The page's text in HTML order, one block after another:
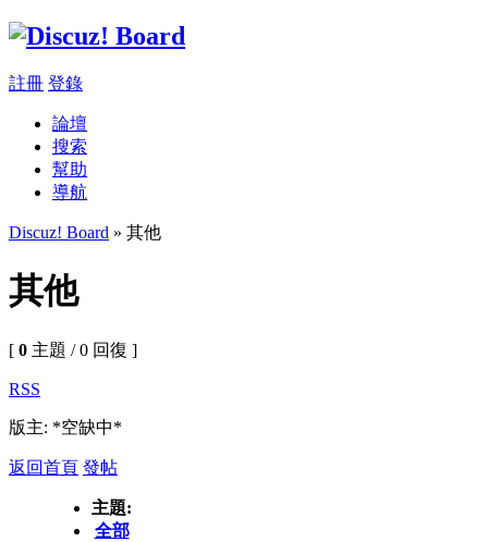
註冊 登錄
論壇
搜索
幫助
導航
Discuz! Board » 其他
其他
[ 0 主題 / 0 回復 ]
RSS
版主: *空缺中*
返回首頁 發帖
主題:
全部